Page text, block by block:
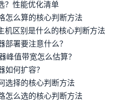
？性能优化清单
怎么算的核心判断方法
机区别是什么的核心判断方法
部署要注意什么？
峰值带宽怎么估算？
如何扩容？
选择的核心判断方法
怎么选的核心判断方法